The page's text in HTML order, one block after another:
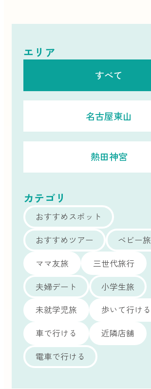
エリア
すべて
名古屋東山
熱田神宮
カテゴリ
おすすめスポット
おすすめツアー
ベビー旅
ママ友旅
三世代旅行
夫婦デート
小学生旅
未就学児旅
歩いて行ける
車で行ける
近隣店舗
電車で行ける